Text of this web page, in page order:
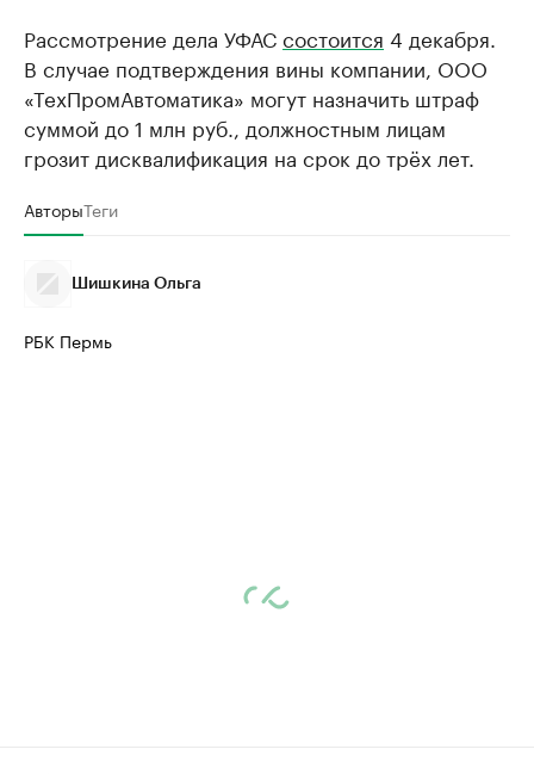
Рассмотрение дела УФАСсостоится 4 декабря.
В случае подтверждения вины компании, ООО
«ТехПромАвтоматика» могут назначить штраф
суммой до 1 млн руб., должностным лицам
грозит дисквалификация на срок до трёх лет.
АвторыТеги
Шишкина Ольга
РБК Пермь